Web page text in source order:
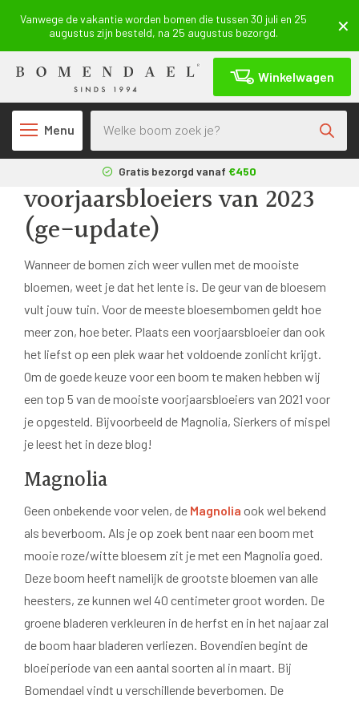
Vanwege de vakantie worden bomen die tussen 30 juli en 25
augustus zijn besteld, na 25 augustus bezorgd.
Winkelwagen
Menu
Producten zoeken
Gratis bezorgd vanaf €450
3 maandenaangroeigarantie*
Geleverd uit eigen
De mooiste
voorjaarsbloeiers van 2023
(ge-update)
Wanneer de bomen zich weer vullen met de mooiste
bloemen, weet je dat het lente is. De geur van de bloesem
vult jouw tuin. Voor de meeste bloesembomen geldt hoe
meer zon, hoe beter. Plaats een voorjaarsbloeier dan ook
het liefst op een plek waar het voldoende zonlicht krijgt.
Om de goede keuze voor een boom te maken hebben wij
een top 5 van de mooiste voorjaarsbloeiers van 2021 voor
je opgesteld. Bijvoorbeeld de Magnolia, Sierkers of mispel
je leest het in deze blog!
Magnolia
Geen onbekende voor velen, de Magnolia ook wel bekend
als beverboom. Als je op zoek bent naar een boom met
mooie roze/witte bloesem zit je met een Magnolia goed.
Deze boom heeft namelijk de grootste bloemen van alle
heesters, ze kunnen wel 40 centimeter groot worden. De
groene bladeren verkleuren in de herfst en in het najaar zal
de boom haar bladeren verliezen. Bovendien begint de
bloeiperiode van een aantal soorten al in maart. Bij
Bomendael vindt u verschillende beverbomen. De